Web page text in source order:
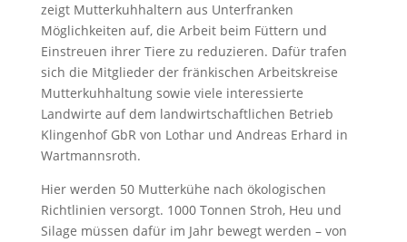
zeigt Mutterkuhhaltern aus Unterfranken
Möglichkeiten auf, die Arbeit beim Füttern und
Einstreuen ihrer Tiere zu reduzieren. Dafür trafen
sich die Mitglieder der fränkischen Arbeitskreise
Mutterkuhhaltung sowie viele interessierte
Landwirte auf dem landwirtschaftlichen Betrieb
Klingenhof GbR von Lothar und Andreas Erhard in
Wartmannsroth.
Hier werden 50 Mutterkühe nach ökologischen
Richtlinien versorgt. 1000 Tonnen Stroh, Heu und
Silage müssen dafür im Jahr bewegt werden – von